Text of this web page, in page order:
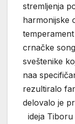
stremljenja
harmonijske
crnačke
sveštenike
naa
rezultiralo
delovalo je
ideja